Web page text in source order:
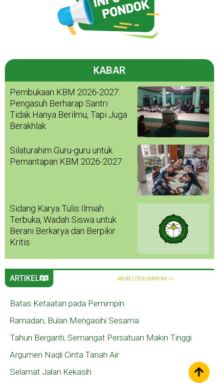
KABAR
Pembukaan KBM 2026-2027:
Pengasuh Berharap Santri
Tidak Hanya Berilmu, Tapi Juga
Berakhlak
Silaturahim Guru-guru untuk
Pemantapan KBM 2026-2027
Sidang Karya Tulis Ilmiah
Terbuka, Wadah Siswa untuk
Berani Berkarya dan Berpikir
Kritis
ARTIKEL MUAT LEBIH BANYAK >>
Batas Ketaatan pada Pemimpin
Ramadan, Bulan Mengasihi Sesama
Tahun Berganti, Semangat Persatuan Makin Tinggi
Argumen Naqli Cinta Tanah Air
Selamat Jalan Kekasih